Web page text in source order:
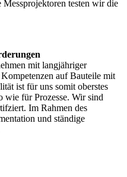
testen wir die
mit langjähriger
auf Bauteile mit
ist für uns somit oberstes
wie für Prozesse. Wir sind
Im Rahmen des
und ständige